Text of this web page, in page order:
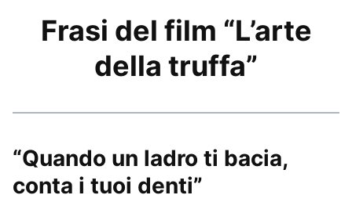
Frasi del film “L’arte
della truffa”
“Quando un ladro ti bacia,
conta i tuoi denti”